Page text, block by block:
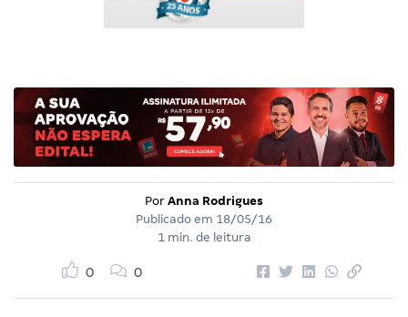
Por Anna Rodrigues
Publicado em 18/05/16
1 min. de leitura
0 0